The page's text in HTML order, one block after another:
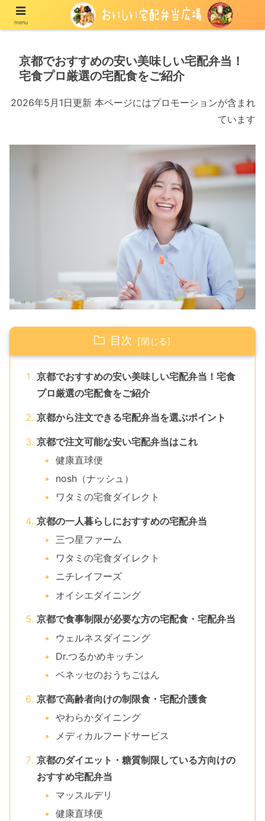
宅配の冷凍弁当や冷蔵弁当を紹介する情報メディア
京都でおすすめの安い美味しい宅配弁当！
宅食プロ厳選の宅配食をご紹介
2026年5月1日更新 本ページにはプロモーションが含まれ
ています
目次
京都でおすすめの安い美味しい宅配弁当！宅食
プロ厳選の宅配食をご紹介
京都から注文できる宅配弁当を選ぶポイント
京都で注文可能な安い宅配弁当はこれ
健康直球便
nosh（ナッシュ）
ワタミの宅食ダイレクト
京都の一人暮らしにおすすめの宅配弁当
三つ星ファーム
ワタミの宅食ダイレクト
ニチレイフーズ
オイシエダイニング
京都で食事制限が必要な方の宅配食・宅配弁当
ウェルネスダイニング
Dr.つるかめキッチン
ベネッセのおうちごはん
京都で高齢者向けの制限食・宅配介護食
やわらかダイニング
メディカルフードサービス
京都のダイエット・糖質制限している方向けの
おすすめ宅配弁当
マッスルデリ
健康直球便
menu